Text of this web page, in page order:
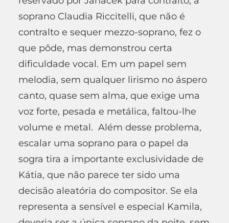
soprano Claudia Riccitelli, que não é
contralto e sequer mezzo-soprano, fez o
que pôde, mas demonstrou certa
dificuldade vocal. Em um papel sem
melodia, sem qualquer lirismo no áspero
canto, quase sem alma, que exige uma
voz forte, pesada e metálica, faltou-lhe
volume e metal. Além desse problema,
escalar uma soprano para o papel da
sogra tira a importante exclusividade de
Kátia, que não parece ter sido uma
decisão aleatória do compositor. Se ela
representa a sensível e especial Kamila,